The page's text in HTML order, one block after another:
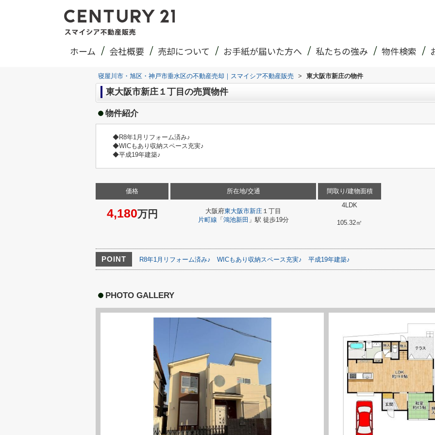
ホーム 会社概要 売却について お手紙が届いた方へ 私たちの強み 物件検索
寝屋川市・旭区・神戸市垂水区の不動産売却｜スマイシア不動産販売 > 東大阪市新庄の物件
東大阪市新庄１丁目の売買物件
物件紹介
◆R8年1月リフォーム済み♪
◆WICもあり収納スペース充実♪
◆平成19年建築♪
価格
4,180万円
所在地/交通
大阪府東大阪市新庄 １丁目
片町線 「 鴻池新田 」駅 徒歩19分
間取り/建物面積
4LDK
105.32㎡
POINT R8年1月リフォーム済み♪ WICもあり収納スペース充実♪ 平成19年建築♪
PHOTO GALLERY